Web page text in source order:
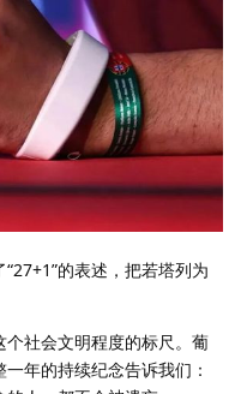
的表述，把若塔列为
社会文明程度的标尺。葡
年的持续纪念告诉我们：